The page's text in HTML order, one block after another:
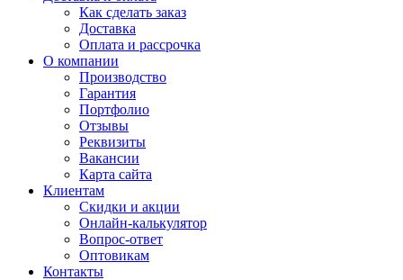
Как сделать заказ
Доставка
Оплата и рассрочка
О компании
Производство
Гарантия
Портфолио
Отзывы
Реквизиты
Вакансии
Карта сайта
Клиентам
Скидки и акции
Онлайн-калькулятор
Вопрос-ответ
Оптовикам
Контакты